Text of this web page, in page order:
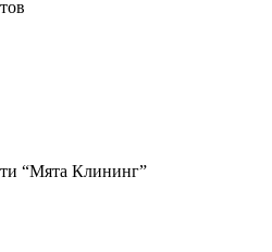
“Мята Клининг”